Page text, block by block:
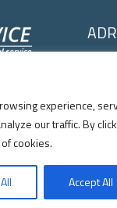
experience,
our traffic. By
cookies.
Accept All
IOW
59-
Tel:
E-mail:
prawo o własności
podobnego, jeżeli
części zamiennych